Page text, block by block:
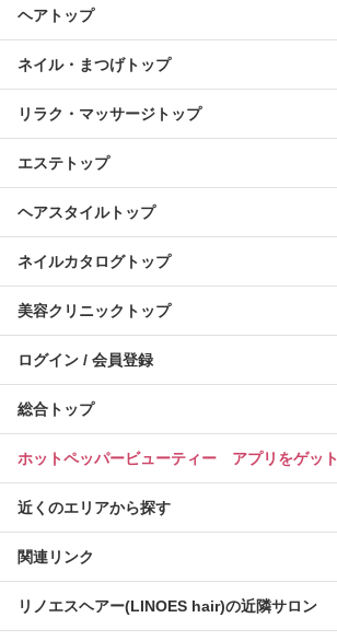
ヘアトップ
ネイル・まつげトップ
リラク・マッサージトップ
エステトップ
ヘアスタイルトップ
ネイルカタログトップ
美容クリニックトップ
ログイン / 会員登録
総合トップ
ホットペッパービューティー アプリをゲット
近くのエリアから探す
関連リンク
リノエスヘアー(LINOES hair)の近隣サロン